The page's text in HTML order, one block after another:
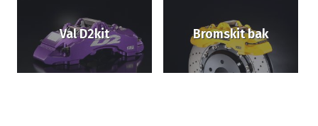
Val D2kit Bromskit bak